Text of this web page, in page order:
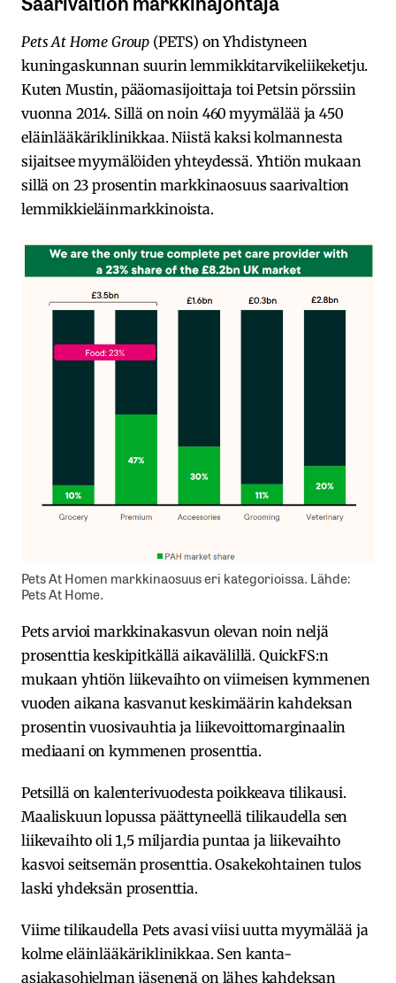
Pets At Home Group (PETS) on Yhdistyneen
kuningaskunnan suurin lemmikkitarvikeliikeketju.
Kuten Mustin, pääomasijoittaja toi Petsin pörssiin
vuonna 2014. Sillä on noin 460 myymälää ja 450
eläinlääkäriklinikkaa. Niistä kaksi kolmannesta
sijaitsee myymälöiden yhteydessä. Yhtiön mukaan
sillä on 23 prosentin markkinaosuus saarivaltion
lemmikkieläinmarkkinoista.
Pets At Homen markkinaosuus eri kategorioissa. Lähde:
Pets At Home.
Pets arvioi markkinakasvun olevan noin neljä
prosenttia keskipitkällä aikavälillä. QuickFS:n
mukaan yhtiön liikevaihto on viimeisen kymmenen
vuoden aikana kasvanut keskimäärin kahdeksan
prosentin vuosivauhtia ja liikevoittomarginaalin
mediaani on kymmenen prosenttia.
Petsillä on kalenterivuodesta poikkeava tilikausi.
Maaliskuun lopussa päättyneellä tilikaudella sen
liikevaihto oli 1,5 miljardia puntaa ja liikevaihto
kasvoi seitsemän prosenttia. Osakekohtainen tulos
laski yhdeksän prosenttia.
Viime tilikaudella Pets avasi viisi uutta myymälää ja
kolme eläinlääkäriklinikkaa. Sen kanta-
asiakasohjelman jäsenenä on lähes kahdeksan